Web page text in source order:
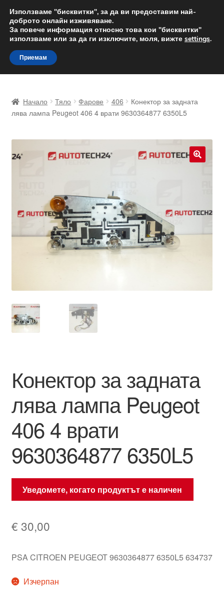
ДОСТАВКА от 12 лв.
Доставка по целия свят
Skip
to
navigation
Skip
to
content
Доставка по целия свят
За нас
Контакт
Моята сметка
Правила и условия
Разгледайте
Транспорт
Начало Тяло Фарове 406
Конектор за задната
лява лампа Peugeot 406 4 врати 9630364877 6350L5
Конектор за задната
лява лампа Peugeot
406 4 врати
9630364877 6350L5
Уведомете, когато продуктът е наличен
€ 30,00
PSA CITROEN PEUGEOT 9630364877 6350L5 634737
Изчерпан
Използваме "бисквитки", за да ви предоставим най-
доброто онлайн изживяване.
За повече информация относно това кои "бисквитки"
използваме или за да ги изключите, моля, вижте settings.
Приемам